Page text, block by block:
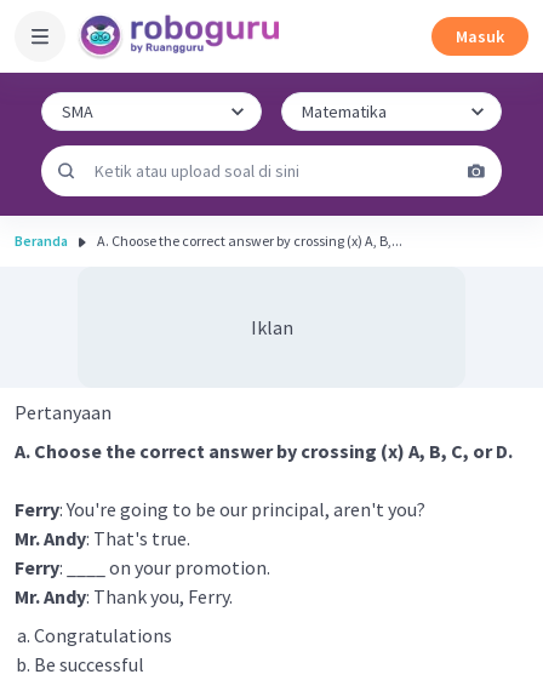
Masuk
Beranda A. Choose the correct answer by crossing (x) A, B,...
Iklan
Pertanyaan
A. Choose the correct answer by crossing (x) A, B, C, or D.
Ferry: You're going to be our principal, aren't you?
Mr. Andy: That's true.
Ferry: ____ on your promotion.
Mr. Andy: Thank you, Ferry.
Congratulations
Be successful